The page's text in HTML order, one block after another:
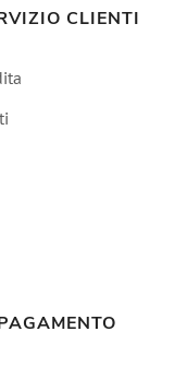
CLIENTI